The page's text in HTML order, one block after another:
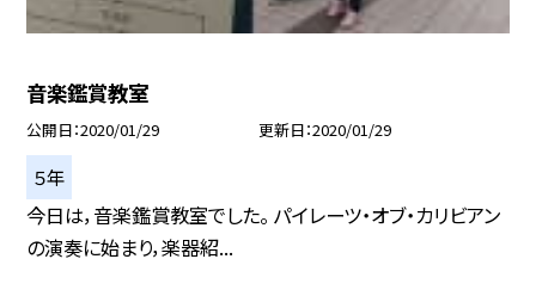
音楽鑑賞教室
公開日 2020/01/29 更新日 2020/01/29
５年
今日は，音楽鑑賞教室でした。 パイレーツ・オブ・カリビアン
の演奏に始まり，楽器紹...